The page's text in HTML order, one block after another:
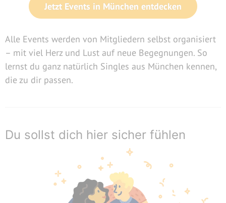
Jetzt Events in München entdecken
Alle Events werden von Mitgliedern selbst organisiert
– mit viel Herz und Lust auf neue Begegnungen. So
lernst du ganz natürlich Singles aus München kennen,
die zu dir passen.
Du sollst dich hier sicher fühlen